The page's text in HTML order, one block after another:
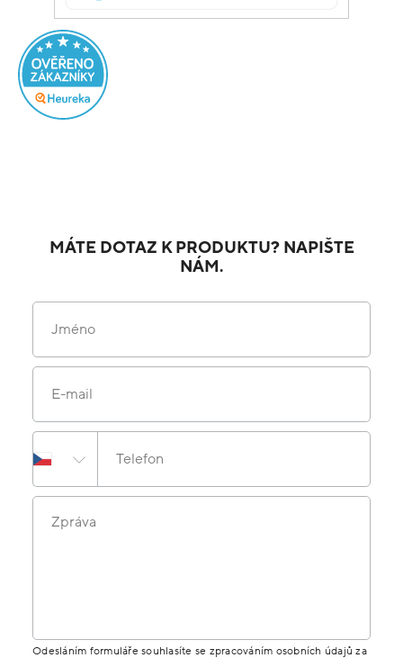
MÁTE DOTAZ K PRODUKTU? NAPIŠTE
NÁM.
Jméno
E-mail
Telefon
Zpráva
Odesláním formuláře souhlasíte se zpracováním osobních údajů za